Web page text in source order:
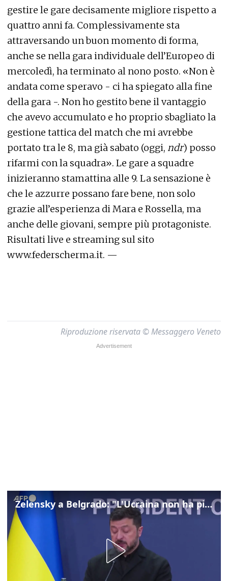
gestire le gare decisamente migliore rispetto a
quattro anni fa. Complessivamente sta
attraversando un buon momento di forma,
anche se nella gara individuale dell’Europeo di
mercoledì, ha terminato al nono posto. «Non è
andata come speravo - ci ha spiegato alla fine
della gara -. Non ho gestito bene il vantaggio
che avevo accumulato e ho proprio sbagliato la
gestione tattica del match che mi avrebbe
portato tra le 8, ma già sabato (oggi, ndr) posso
rifarmi con la squadra». Le gare a squadre
inizieranno stamattina alle 9. La sensazione è
che le azzurre possano fare bene, non solo
grazie all’esperienza di Mara e Rossella, ma
anche delle giovani, sempre più protagoniste.
Risultati live e streaming sul sito
www.federscherma.it. —
Riproduzione riservata © Messaggero Veneto
Zelensky a Belgrado: "L'Ucraina non ha più centrali elettriche intatte"